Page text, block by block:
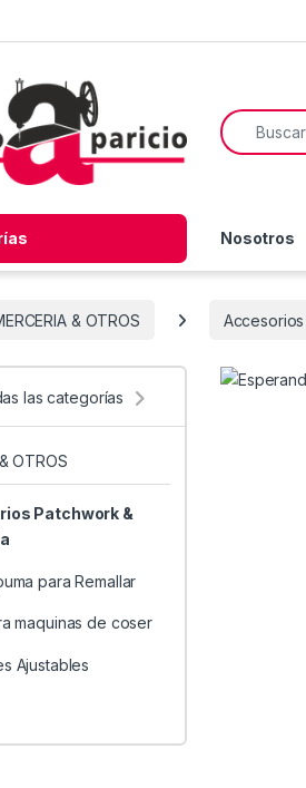
Search for:
Nosotros
& OTROS
las categorías
OTROS
Patchwork &
para Remallar
maquinas de coser
Ajustables